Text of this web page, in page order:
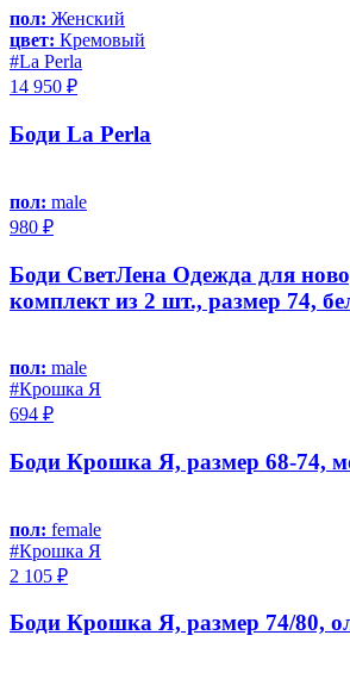
пол: Женский
цвет: Кремовый
#La Perla
14 950 ₽
Боди La Perla
пол: male
980 ₽
Боди СветЛена Одежда для
комплект из 2 шт., размер 74,
пол: male
#Крошка Я
694 ₽
Боди Крошка Я, размер 68-74,
пол: female
#Крошка Я
2 105 ₽
Боди Крошка Я, размер 74/80,